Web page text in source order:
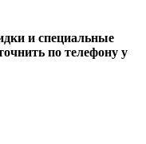
и специальные
по телефону у